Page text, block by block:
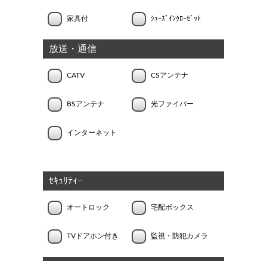
家具付 ｼｭｰｽﾞｲﾝｸﾛｰｾﾞｯﾄ
放送・通信
CATV CSアンテナ
BSアンテナ 光ファイバー
インターネット
ｾｷｭﾘﾃｨｰ
オートロック 宅配ボックス
TVドアホン付き 監視・防犯カメラ